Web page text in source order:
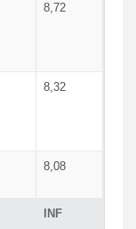
INF
8,72
8,32
8,08